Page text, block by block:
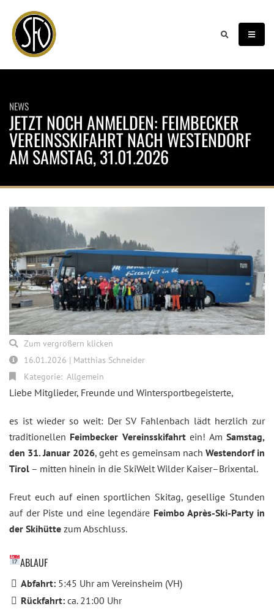
NEWS
JETZT NOCH ANMELDEN: FEIMBECKER
VEREINSSKIFAHRT NACH WESTENDORF
AM SAMSTAG, 31.01.2026
Liebe Mitglieder, Freunde und Wintersportbegeisterte,
es ist wieder so weit: Der SV Fahlenbach lädt herzlich zur
traditionellen Feimbecker Vereinsskifahrtein! AmSamstag,
den 31. Januar 2026, geht es gemeinsam nach Westendorf in
Tirol – mitten hinein in die SkiWelt Wilder Kaiser–Brixental.
Freut euch auf einen sportlichen Skitag, gesellige Stunden
auf der Piste und eine legendäre Feimbo Après-Ski-Party in
der Skihütte zum Abschluss.
ABLAUF
Abfahrt: 5:45 Uhr am Vereinsheim (VH)
Rückfahrt: ca. 21:00 Uhr
Zum vergrößern klicken
16.01.2026 | Matthias Schneider
Kategorie: Allgemein